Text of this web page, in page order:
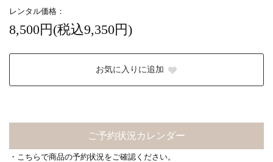
レンタル価格：
8,500円(税込9,350円)
お気に入りに追加
ご予約状況カレンダー
・こちらで商品の予約状況をご確認ください。